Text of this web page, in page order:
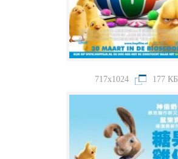
717x1024 177 КБ